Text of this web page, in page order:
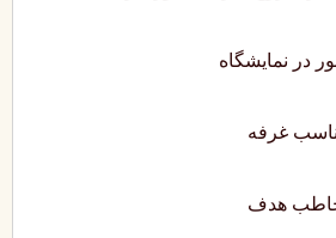
در نمایشگاه
غرفه
هدف